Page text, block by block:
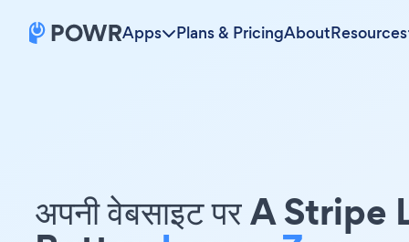
Apps Plans & PricingAboutResources
अपनी वेबसाइट पर A Stripe